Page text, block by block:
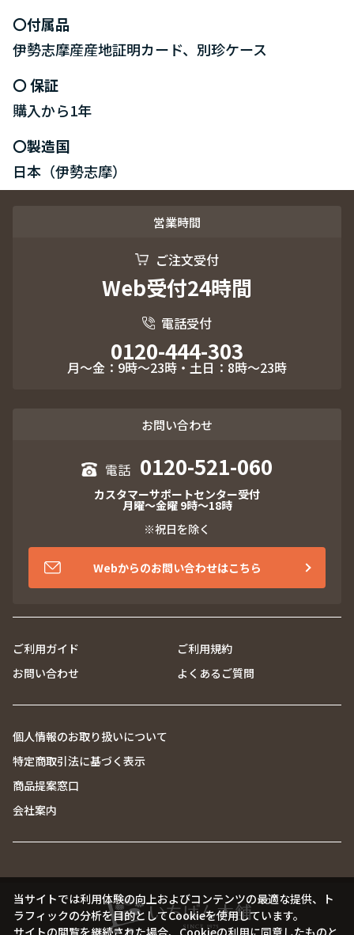
付属品
伊勢志摩産産地証明カード、別珍ケース
保証
購入から1年
製造国
日本（伊勢志摩）
営業時間
ご注文受付
Web受付24時間
電話受付
0120-444-303
月～金：9時～23時・土日：8時～23時
お問い合わせ
0120-521-060
カスタマーサポートセンター受付
月曜～金曜 9時～18時
※祝日を除く
Webからのお問い合わせはこちら
ご利用ガイド
ご利用規約
お問い合わせ
よくあるご質問
個人情報のお取り扱いについて
特定商取引法に基づく表示
商品提案窓口
会社案内
当サイトでは利用体験の向上およびコンテンツの最適な提供、ト
ラフィックの分析を目的としてCookieを使用しています。